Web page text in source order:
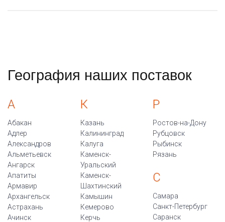
География наших поставок
А
Абакан
Адлер
Александров
Альметьевск
Ангарск
Апатиты
Армавир
Архангельск
Астрахань
Ачинск
К
Казань
Калининград
Калуга
Каменск-
Уральский
Каменск-
Шахтинский
Камышин
Кемерово
Керчь
Р
Ростов-на-Дону
Рубцовск
Рыбинск
Рязань
С
Самара
Санкт-Петербург
Саранск